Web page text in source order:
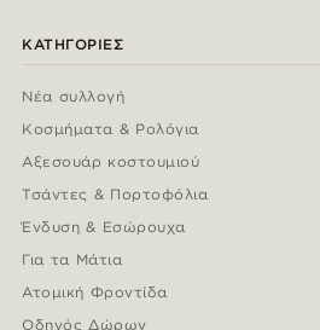
ΚΑΤΗΓΟΡΊΕΣ
Νέα συλλογή
Κοσμήματα & Ρολόγια
Αξεσουάρ κοστουμιού
Τσάντες & Πορτοφόλια
Ένδυση & Εσώρουχα
Για τα Μάτια
Ατομική Φροντίδα
Οδηγός Δώρων